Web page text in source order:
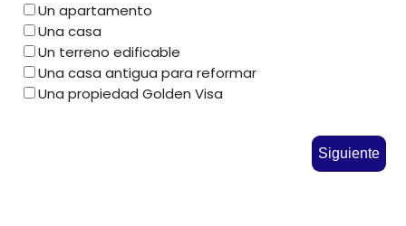
Un apartamento
Una casa
Un terreno edificable
Una casa antigua para reformar
Una propiedad Golden Visa
Siguiente